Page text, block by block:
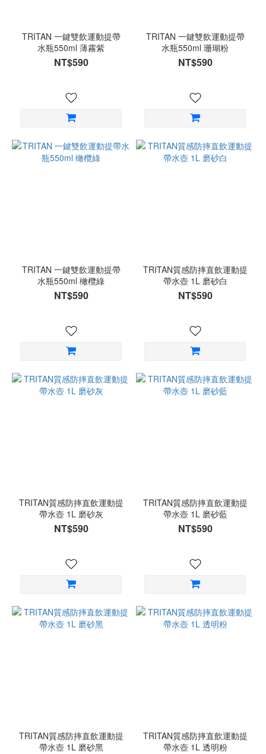
TRITAN 一鍵雙飲運動提帶
水瓶550ml 薄霧紫
NT$590
TRITAN 一鍵雙飲運動提帶
水瓶550ml 珊瑚粉
NT$590
TRITAN 一鍵雙飲運動提帶
水瓶550ml 橄欖綠
NT$590
TRITAN質感防摔直飲運動提
帶水壺 1L 磨砂白
NT$590
TRITAN質感防摔直飲運動提
帶水壺 1L 磨砂灰
NT$590
TRITAN質感防摔直飲運動提
帶水壺 1L 磨砂藍
NT$590
TRITAN質感防摔直飲運動提
帶水壺 1L 磨砂黑
TRITAN質感防摔直飲運動提
帶水壺 1L 透明粉